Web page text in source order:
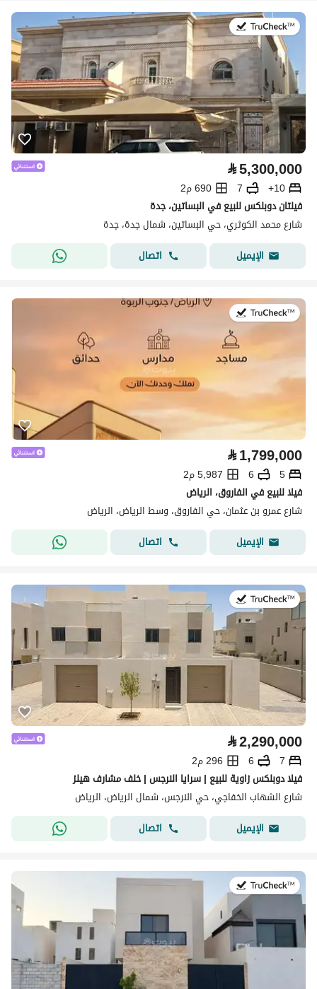
في:27 يوليو 2026
⃁5,300,000
10+
7
690 م2
فيلتان دوبلكس للبيع في البساتين، جدة
شارع محمد الكوثري، حي البساتين، شمال جدة، جدة
الإيميل
اتصال
في:20 يوليو 2026
⃁1,799,000
5
6
5,987 م2
فيلا للبيع في الفاروق، الرياض
شارع عمرو بن عثمان، حي الفاروق، وسط الرياض، الرياض
الإيميل
اتصال
⃁2,290,000
7
6
296 م2
فيلا دوبلكس زاوية للبيع | سرايا النرجس | خلف مشارف هيلز
شارع الشهاب الخفاجي، حي النرجس، شمال الرياض، الرياض
الإيميل
اتصال